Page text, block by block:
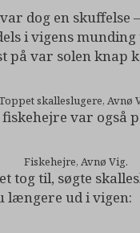
dog en skuffelse
i vigens
på var solen knap
skalleslugere, Avnø
var også
Fiskehejre, Avnø Vig.
tog til, søgte
længere ud i vigen: